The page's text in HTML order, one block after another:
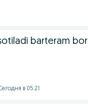
barteram bor
в 05:21